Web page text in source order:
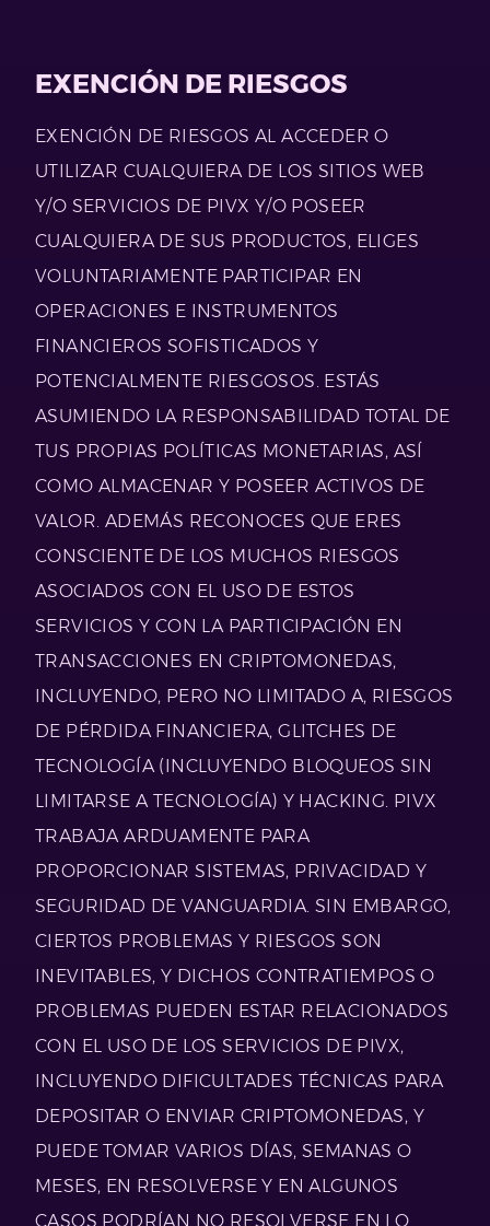
EXENCIÓN DE RIESGOS
EXENCIÓN DE RIESGOS AL ACCEDER O
UTILIZAR CUALQUIERA DE LOS SITIOS WEB
Y/O SERVICIOS DE PIVX Y/O POSEER
CUALQUIERA DE SUS PRODUCTOS, ELIGES
VOLUNTARIAMENTE PARTICIPAR EN
OPERACIONES E INSTRUMENTOS
FINANCIEROS SOFISTICADOS Y
POTENCIALMENTE RIESGOSOS. ESTÁS
ASUMIENDO LA RESPONSABILIDAD TOTAL DE
TUS PROPIAS POLÍTICAS MONETARIAS, ASÍ
COMO ALMACENAR Y POSEER ACTIVOS DE
VALOR. ADEMÁS RECONOCES QUE ERES
CONSCIENTE DE LOS MUCHOS RIESGOS
ASOCIADOS CON EL USO DE ESTOS
SERVICIOS Y CON LA PARTICIPACIÓN EN
TRANSACCIONES EN CRIPTOMONEDAS,
INCLUYENDO, PERO NO LIMITADO A, RIESGOS
DE PÉRDIDA FINANCIERA, GLITCHES DE
TECNOLOGÍA (INCLUYENDO BLOQUEOS SIN
LIMITARSE A TECNOLOGÍA) Y HACKING. PIVX
TRABAJA ARDUAMENTE PARA
PROPORCIONAR SISTEMAS, PRIVACIDAD Y
SEGURIDAD DE VANGUARDIA. SIN EMBARGO,
CIERTOS PROBLEMAS Y RIESGOS SON
INEVITABLES, Y DICHOS CONTRATIEMPOS O
PROBLEMAS PUEDEN ESTAR RELACIONADOS
CON EL USO DE LOS SERVICIOS DE PIVX,
INCLUYENDO DIFICULTADES TÉCNICAS PARA
DEPOSITAR O ENVIAR CRIPTOMONEDAS, Y
PUEDE TOMAR VARIOS DÍAS, SEMANAS O
MESES, EN RESOLVERSE Y EN ALGUNOS
CASOS PODRÍAN NO RESOLVERSE EN LO